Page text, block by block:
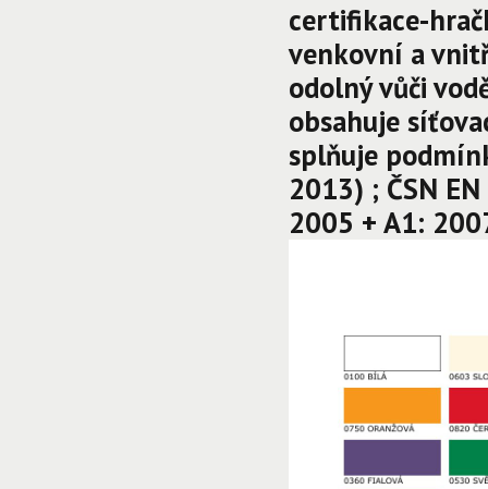
certifikace-
venkovní a
odolný vůči
obsahuje
splňuje
2013) ; ČSN
2005 + A1: